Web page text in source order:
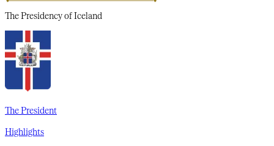
The Presidencyof Iceland
The President
Highlights